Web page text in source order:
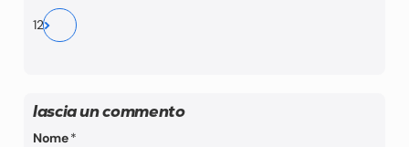
12
lascia un commento
Nome *